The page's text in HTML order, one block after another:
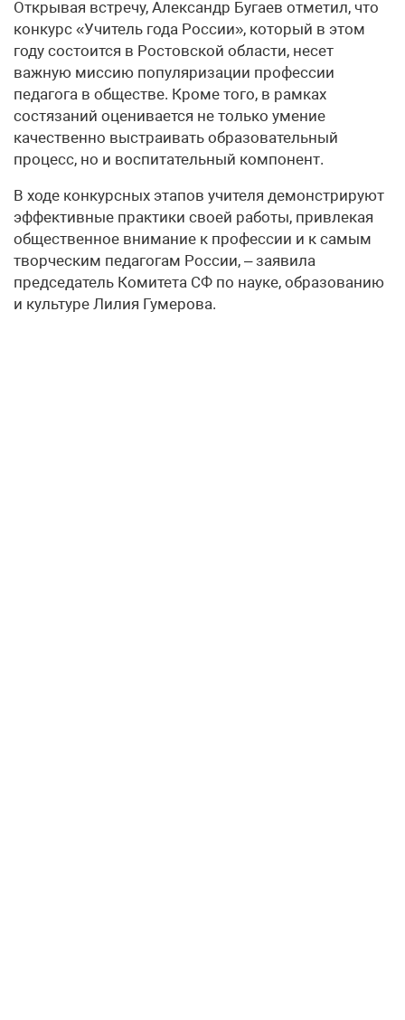
Открывая встречу, Александр Бугаев отметил, что
конкурс «Учитель года России», который в этом
году состоится в Ростовской области, несет
важную миссию популяризации профессии
педагога в обществе. Кроме того, в рамках
состязаний оценивается не только умение
качественно выстраивать образовательный
процесс, но и воспитательный компонент.
В ходе конкурсных этапов учителя демонстрируют
эффективные практики своей работы, привлекая
общественное внимание к профессии и к самым
творческим педагогам России, – заявила
председатель Комитета СФ по науке, образованию
и культуре Лилия Гумерова.